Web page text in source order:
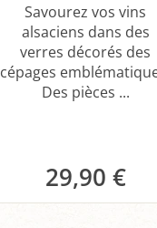
Savourez vos vins
alsaciens dans des
verres décorés des
cépages
Des pièces ...
29,90 €